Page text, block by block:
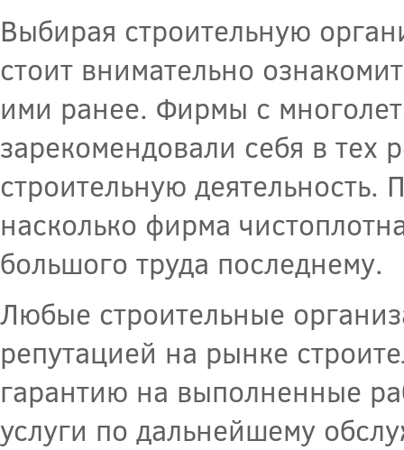
Выбирая строительную
стоит внимательно
ими ранее. Фирмы с
зарекомендовали себя в тех
строительную деятельность.
насколько фирма
большого труда последнему.
Любые строительные
репутацией на рынке
гарантию на выполненные
услуги по дальнейшему